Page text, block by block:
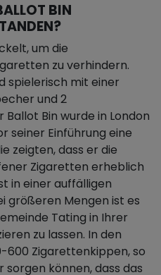
BIN
um die
zu verhindern.
spielerisch mit einer
und 2
Bin wurde in London
seiner Einführung eine
zeigten, dass er die
Zigaretten erheblich
in einer auffälligen
größeren Mengen ist es
Tating in Ihrer
zu lassen. In den
600 Zigarettenkippen, so
sorgen können, dass das